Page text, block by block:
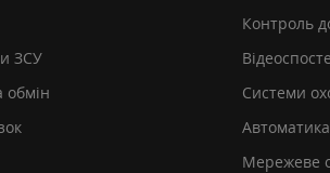
ЗСУ
обмін
Контроль
Системи
Мережеве